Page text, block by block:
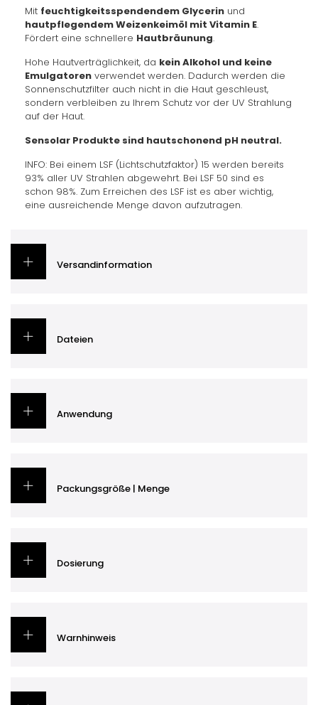
Mit feuchtigkeitsspendendem Glycerin und
hautpflegendem Weizenkeimöl mit Vitamin E.
Fördert eine schnellere Hautbräunung.
Hohe Hautverträglichkeit, da kein Alkohol und keine
Emulgatoren verwendet werden. Dadurch werden die
Sonnenschutzfilter auch nicht in die Haut geschleust,
sondern verbleiben zu Ihrem Schutz vor der UV Strahlung
auf der Haut.
Sensolar Produkte sind hautschonend pH neutral.
INFO: Bei einem LSF (Lichtschutzfaktor) 15 werden bereits
93% aller UV Strahlen abgewehrt. Bei LSF 50 sind es
schon 98%. Zum Erreichen des LSF ist es aber wichtig,
eine ausreichende Menge davon aufzutragen.
Versandinformation
Dateien
Anwendung
Packungsgröße | Menge
Dosierung
Warnhinweis